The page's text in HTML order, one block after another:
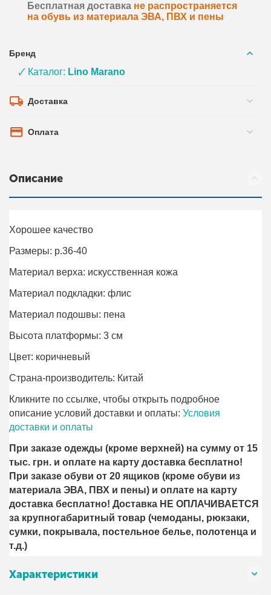
Бесплатная доставка не распространяется
на обувь из материала ЭВА, ПВХ и пены
Бренд
🗸 Каталог: Lino Marano
Доставка
Оплата
Описание
Хорошее качество
Размеры: р.36-40
Материал верха: искусственная кожа
Материал подкладки: флис
Материал подошвы: пена
Высота платформы: 3 см
Цвет: коричневый
Страна-производитель: Китай
Кликните по ссылке, чтобы открыть подробное
описание условий доставки и оплаты:Условия
доставки и оплаты
При заказе одежды (кроме верхней) на сумму от 15
тыс. грн. и оплате на карту доставка бесплатно!
При заказе обуви от 20 ящиков (кроме обуви из
материала ЭВА, ПВХ и пены) и оплате на карту
доставка бесплатно! Доставка НЕ ОПЛАЧИВАЕТСЯ
за крупногабаритный товар (чемоданы, рюкзаки,
сумки, покрывала, постельное белье, полотенца и
т.д.)
Характеристики